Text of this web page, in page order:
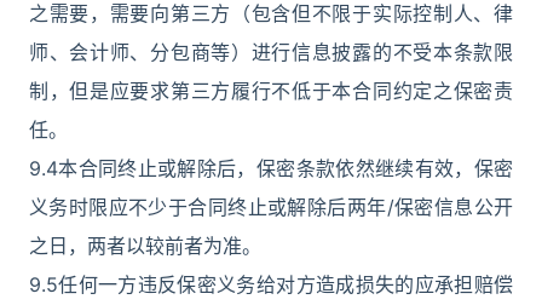
之需要，需要向第三方（包含但不限于实际控制人、律
师、会计师、分包商等）进行信息披露的不受本条款限
制，但是应要求第三方履行不低于本合同约定之保密责
任。
9.4本合同终止或解除后，保密条款依然继续有效，保密
义务时限应不少于合同终止或解除后两年/保密信息公开
之日，两者以较前者为准。
9.5任何一方违反保密义务给对方造成损失的应承担赔偿